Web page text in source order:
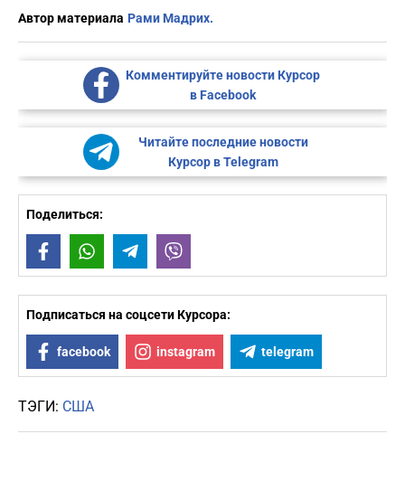
Автор материала Рами Мадрих.
Комментируйте новости Курсор
в Facebook
Читайте последние новости
Курсор в Telegram
Поделиться:
FacebookWhatsAppTelegram
Подписаться на соцсети Курсора:
facebook instagram telegram
ТЭГИ: США